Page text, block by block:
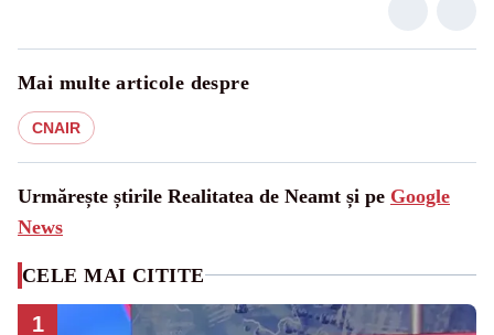
Mai multe articole despre
CNAIR
Urmărește știrile Realitatea de Neamt și pe Google
News
CELE MAI CITITE
1